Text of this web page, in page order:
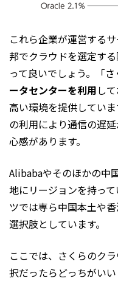
これら企業が運営する
邦でクラウドを選定す
って良いでしょう。「
ータセンターを利用し
高い環境を提供してい
の利用により通信の遅
心感があります。
Alibabaやそのほかの中
地にリージョンを持っ
ツでは専ら中国本土や
選択肢としています。
ここでは、さくらのク
択だったらどっちがいい